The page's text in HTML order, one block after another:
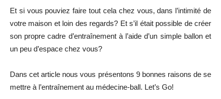
Et si vous pouviez faire tout cela chez vous, dans l’intimité de
votre maison et loin des regards? Et s’il était possible de créer
son propre cadre d’entraînement à l’aide d’un simple ballon et
un peu d’espace chez vous?
Dans cet article nous vous présentons 9 bonnes raisons de se
mettre à l’entraînement au médecine-ball. Let’s Go!